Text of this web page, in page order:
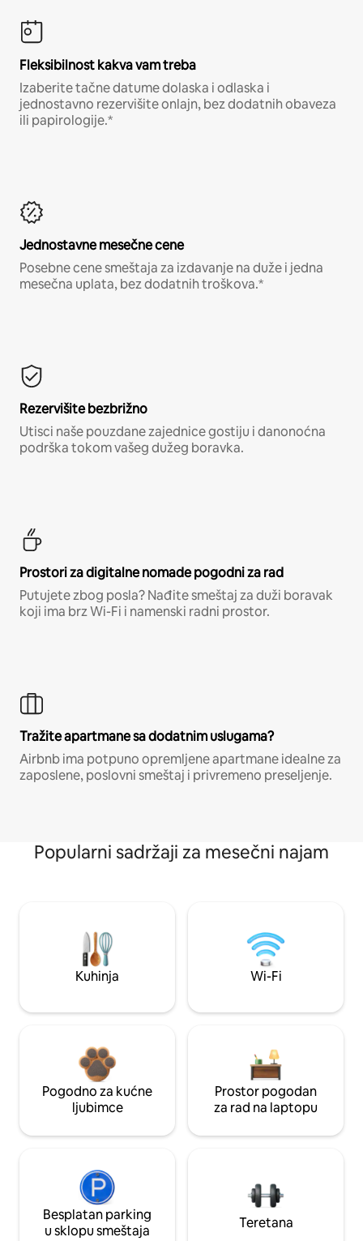
Fleksibilnost kakva vam treba
Izaberite tačne datume dolaska i odlaska i
jednostavno rezervišite onlajn, bez dodatnih obaveza
ili papirologije.*
Jednostavne mesečne cene
Posebne cene smeštaja za izdavanje na duže i jedna
mesečna uplata, bez dodatnih troškova.*
Rezervišite bezbrižno
Utisci naše pouzdane zajednice gostiju i danonoćna
podrška tokom vašeg dužeg boravka.
Prostori za digitalne nomade pogodni za rad
Putujete zbog posla? Nađite smeštaj za duži boravak
koji ima brz Wi-Fi i namenski radni prostor.
Tražite apartmane sa dodatnim uslugama?
Airbnb ima potpuno opremljene apartmane idealne za
zaposlene, poslovni smeštaj i privremeno preseljenje.
Popularni sadržaji za mesečni najam
Kuhinja Wi-Fi
Pogodno za kućne
ljubimce
Prostor pogodan
za rad na laptopu
Besplatan parking
u sklopu smeštaja
Teretana